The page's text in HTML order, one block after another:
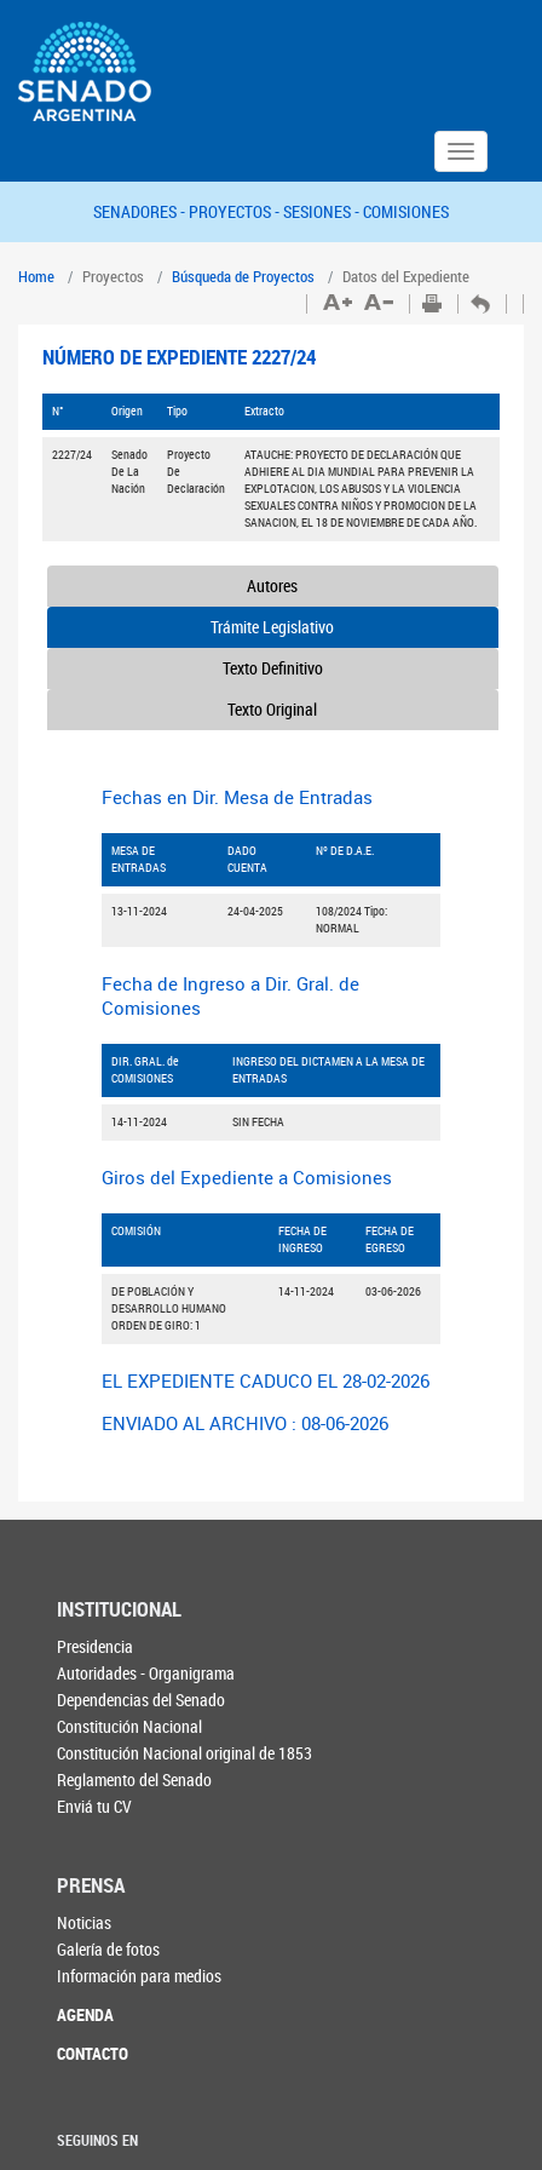
Toggle
navigation
SENADORES - PROYECTOS -SESIONES -COMISIONES
Home Proyectos Búsqueda de Proyectos Datos del Expediente
NÚMERO DE EXPEDIENTE 2227/24
N° Origen Tipo Extracto
2227/24
Senado
De La
Nación
Proyecto
De
Declaración
ATAUCHE: PROYECTO DE DECLARACIÓN QUE
ADHIERE AL DIA MUNDIAL PARA PREVENIR LA
EXPLOTACION, LOS ABUSOS Y LA VIOLENCIA
SEXUALES CONTRA NIÑOS Y PROMOCION DE LA
SANACION, EL 18 DE NOVIEMBRE DE CADA AÑO.
Autores
Trámite Legislativo
Texto Definitivo
Texto Original
Fechas en Dir. Mesa de Entradas
MESA DE
ENTRADAS
DADO
CUENTA
Nº DE D.A.E.
13-11-2024 24-04-2025
108/2024 Tipo:
NORMAL
Fecha de Ingreso a Dir. Gral. de
Comisiones
DIR. GRAL. de
COMISIONES
INGRESO DEL DICTAMEN A LA MESA DE
ENTRADAS
14-11-2024 SIN FECHA
Giros del Expediente a Comisiones
COMISIÓN
FECHA DE
INGRESO
FECHA DE
EGRESO
DE POBLACIÓN Y
DESARROLLO HUMANO
ORDEN DE GIRO: 1
14-11-2024 03-06-2026
EL EXPEDIENTE CADUCO EL 28-02-2026
ENVIADO AL ARCHIVO : 08-06-2026
INSTITUCIONAL
Presidencia
Autoridades - Organigrama
Dependencias del Senado
Constitución Nacional
Constitución Nacional original de 1853
Reglamento del Senado
Enviá tu CV
PRENSA
Noticias
Galería de fotos
Información para medios
AGENDA
CONTACTO
SEGUINOS EN